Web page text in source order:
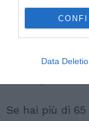
Data
cittadini
deibenefici
dicembre
Se hai più di